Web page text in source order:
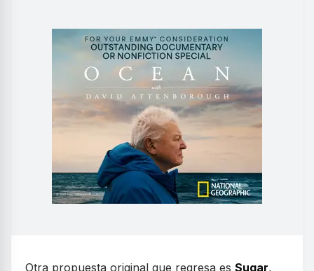
Otra propuesta original que regresa es Sugar,